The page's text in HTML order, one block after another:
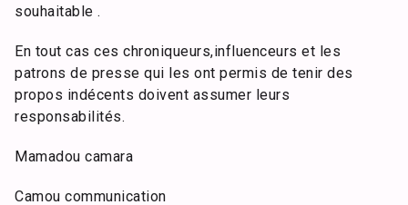
souhaitable .
En tout cas ces chroniqueurs,influenceurs et les
patrons de presse qui les ont permis de tenir des
propos indécents doivent assumer leurs
responsabilités.
Mamadou camara
Camou communication